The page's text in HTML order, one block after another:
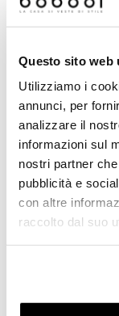
Questo sito web
Utilizziamo i
annunci, per
analizzare il
informazioni sul
nostri partner
pubblicità e
con altre
raccolto dal suo
Offerta
Ottagonette